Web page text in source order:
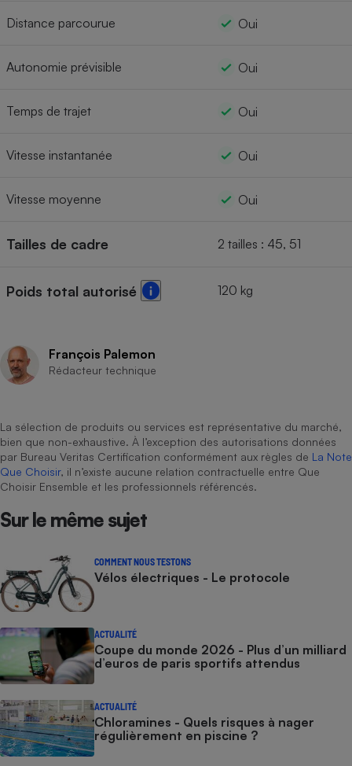
Distance parcourue Oui
Autonomie prévisible Oui
Temps de trajet Oui
Vitesse instantanée Oui
Vitesse moyenne Oui
Tailles de cadre 2 tailles : 45, 51
Poids total autorisé 120 kg
François Palemon
Rédacteur technique
La sélection de produits ou services est représentative du marché,
bien que non-exhaustive. À l’exception des autorisations données
par Bureau Veritas Certification conformément aux règles de La Note
Que Choisir, il n’existe aucune relation contractuelle entre Que
Choisir Ensemble et les professionnels référencés.
Sur le même sujet
COMMENT NOUS TESTONS
Vélos électriques - Le protocole
ACTUALITÉ
Coupe du monde 2026 - Plus d’un milliard
d’euros de paris sportifs attendus
ACTUALITÉ
Chloramines - Quels risques à nager
régulièrement en piscine ?